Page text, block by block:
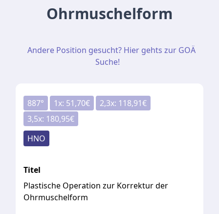
Ohrmuschelform
Andere Position gesucht? Hier gehts zur GOÄ
Suche!
887° 1x: 51,70€ 2,3x: 118,91€
3,5x: 180,95€
HNO
Titel
Plastische Operation zur Korrektur der
Ohrmuschelform